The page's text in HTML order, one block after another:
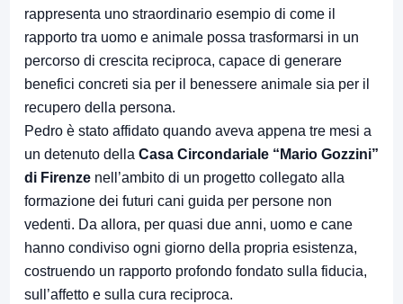
rappresenta uno straordinario esempio di come il
rapporto tra uomo e animale possa trasformarsi in un
percorso di crescita reciproca, capace di generare
benefici concreti sia per il benessere animale sia per il
recupero della persona.
Pedro è stato affidato quando aveva appena tre mesi a
un detenuto della Casa Circondariale “Mario Gozzini”
di Firenze nell’ambito di un progetto collegato alla
formazione dei futuri cani guida per persone non
vedenti. Da allora, per quasi due anni, uomo e cane
hanno condiviso ogni giorno della propria esistenza,
costruendo un rapporto profondo fondato sulla fiducia,
sull’affetto e sulla cura reciproca.